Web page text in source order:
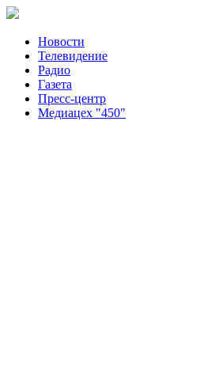
Новости
Телевидение
Радио
Газета
Пресс-центр
Медиацех "450"